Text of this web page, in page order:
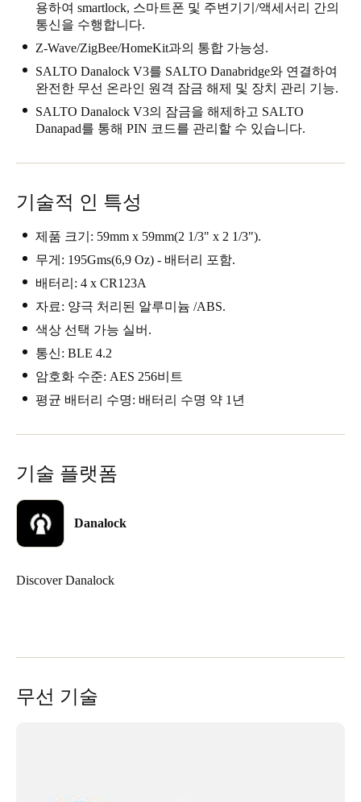
Vietnam
VietnameseEnglish
Japan
Japanese
Save new selection as default
용하여 smartlock, 스마트폰 및 주변기기/액세서리 간의
통신을 수행합니다.
Z-Wave/ZigBee/HomeKit과의 통합 가능성.
SALTO Danalock V3를 SALTO Danabridge와 연결하여
완전한 무선 온라인 원격 잠금 해제 및 장치 관리 기능.
SALTO Danalock V3의 잠금을 해제하고 SALTO
Danapad를 통해 PIN 코드를 관리할 수 있습니다.
기술적 인 특성
제품 크기: 59mm x 59mm(2 1/3" x 2 1/3").
무게: 195Gms(6,9 Oz) - 배터리 포함.
배터리: 4 x CR123A
자료: 양극 처리된 알루미늄 /ABS.
색상 선택 가능 실버.
통신: BLE 4.2
암호화 수준: AES 256비트
평균 배터리 수명: 배터리 수명 약 1년
기술 플랫폼
Danalock
Discover Danalock
무선 기술